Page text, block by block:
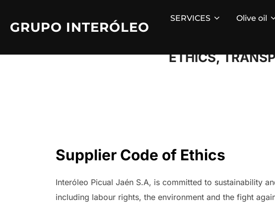
content
GRUPO INTERÓLEO
SERVICES Olive oil
ETHICS,
Supplier Code of Ethics
Interóleo Picual Jaén S.A, is committed to sustainability
including labour rights, the environment and the fight